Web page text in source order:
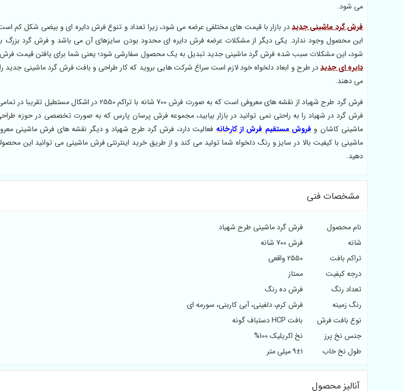
می شود.
فرش گرد ماشینی جدیددر بازار با قیمت های مختلفی عرضه می شود، زیرا تعداد و تنوع فرش دایره ای و بیضی شکل کم
این محصول وجود ندارد. یکی دیگر از مشکلات عرضه فرش دایره ای محدود بودن سایزهای آن می باشد و فرش گرد بزرگ به
شود، این مشکلات سبب شده فرش گرد ماشینی جدید تبدیل به یک محصول سفارشی شود؛ یعنی شما برای یافتن قیمت فرش
دایره ای جدیددر طرح و ابعاد دلخواه خود لازم است سراغ شرکت هایی بروید که کار طراحی و بافت فرش گرد ماشینی جدید
می دهند.
فرش گرد طرح شهیاد از نقشه های معروفی است که به صورت فرش 700 شانه با تراکم
فرش گرد در شهیاد را به راحتی نمی توانید در بازار بیابید، مجموعه فرش پرسان پارس که به صورت تخصصی در حوزه
ماشینی کاشان و فروش مستقیم فرش از کارخانهفعالیت دارد، فرش گرد طرح شهیاد و دیگر نقشه های فرش ماشینی
ماشینی با کیفیت بالا در سایز و رنگ دلخواه شما تولید می کند و از طریق خرید اینترنتی فرش ماشینی می توانید این
دهید.
مشخصات فنی
نام محصول
فرش گرد ماشینی طرح شهیاد
شانه
فرش 700 شانه
تراکم بافت
2550 واقعی
درجه کیفیت
ممتاز
تعداد رنگ
فرش ده رنگ
رنگ زمینه
فرش کرم، دلفینی، آبی کاربنی، سورمه ای
نوع بافت فرش
بافت HCP دستباف گونه
جنس نخ پرز
نخ اکریلیک 100%
طول نخ خاب
9±1 میلی متر
آنالیز محصول